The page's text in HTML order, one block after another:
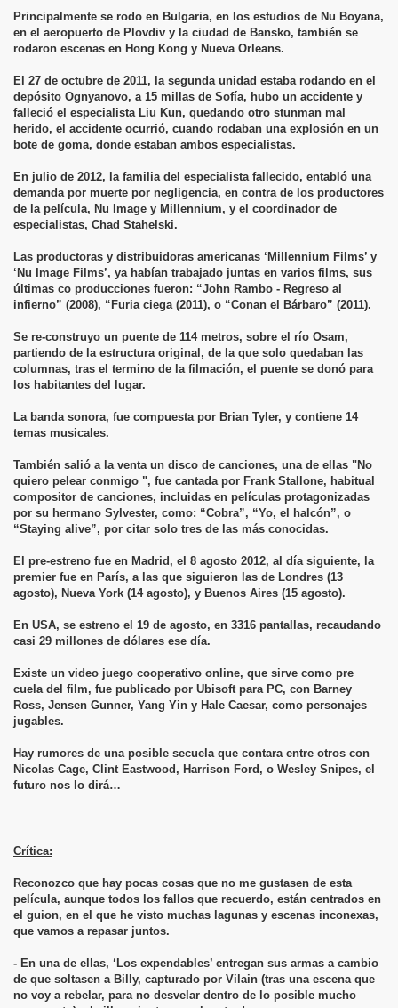
Principalmente se rodo en Bulgaria, en los estudios de Nu Boyana,
en el aeropuerto de Plovdiv y la ciudad de Bansko, también se
rodaron escenas en Hong Kong y Nueva Orleans.
El 27 de octubre de 2011, la segunda unidad estaba rodando en el
depósito Ognyanovo, a 15 millas de Sofía, hubo un accidente y
falleció el especialista Liu Kun, quedando otro stunman mal
herido, el accidente ocurrió, cuando rodaban una explosión en un
bote de goma, donde estaban ambos especialistas.
En julio de 2012, la familia del especialista fallecido, entabló una
demanda por muerte por negligencia, en contra de los productores
de la película, Nu Image y Millennium, y el coordinador de
especialistas, Chad Stahelski.
Las productoras y distribuidoras americanas ‘Millennium Films’ y
‘Nu Image Films’, ya habían trabajado juntas en varios films, sus
últimas co producciones fueron: “John Rambo - Regreso al
infierno” (2008), “Furia ciega (2011), o “Conan el Bárbaro” (2011).
Se re-construyo un puente de 114 metros, sobre el río Osam,
partiendo de la estructura original, de la que solo quedaban las
columnas, tras el termino de la filmación, el puente se donó para
los habitantes del lugar.
La banda sonora, fue compuesta por Brian Tyler, y contiene 14
temas musicales.
También salió a la venta un disco de canciones, una de ellas "No
quiero pelear conmigo ", fue cantada por Frank Stallone, habitual
compositor de canciones, incluidas en películas protagonizadas
por su hermano Sylvester, como: “Cobra”, “Yo, el halcón”, o
“Staying alive”, por citar solo tres de las más conocidas.
El pre-estreno fue en Madrid, el 8 agosto 2012, al día siguiente, la
premier fue en París, a las que siguieron las de Londres (13
agosto), Nueva York (14 agosto), y Buenos Aires (15 agosto).
En USA, se estreno el 19 de agosto, en 3316 pantallas, recaudando
casi 29 millones de dólares ese día.
Existe un video juego cooperativo online, que sirve como pre
cuela del film, fue publicado por Ubisoft para PC, con Barney
Ross, Jensen Gunner, Yang Yin y Hale Caesar, como personajes
jugables.
Hay rumores de una posible secuela que contara entre otros con
Nicolas Cage, Clint Eastwood, Harrison Ford, o Wesley Snipes, el
futuro nos lo dirá…
Crítica:
Reconozco que hay pocas cosas que no me gustasen de esta
película, aunque todos los fallos que recuerdo, están centrados en
el guion, en el que he visto muchas lagunas y escenas inconexas,
que vamos a repasar juntos.
- En una de ellas, ‘Los expendables’ entregan sus armas a cambio
de que soltasen a Billy, capturado por Vilain (tras una escena que
no voy a rebelar, para no desvelar dentro de lo posible mucho